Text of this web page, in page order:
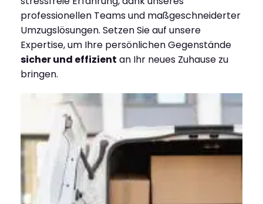
professionellen Teams und maßgeschneiderter
Umzugslösungen. Setzen Sie auf unsere
Expertise, um Ihre persönlichen Gegenstände
sicher und effizient an Ihr neues Zuhause zu
bringen.